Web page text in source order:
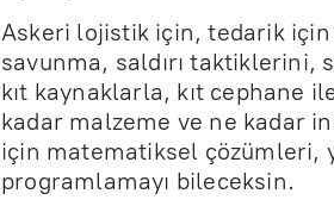
Askeri lojistik için, tedarik
savunma, saldırı
kıt kaynaklarla, kıt cephane
kadar malzeme ve ne kadar
için matematiksel çözümleri,
programlamayı bileceksin.